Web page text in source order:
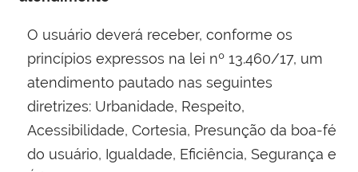
O usuário deverá receber, conforme os
princípios expressos na lei nº 13.460/17, um
atendimento pautado nas seguintes
diretrizes: Urbanidade, Respeito,
Acessibilidade, Cortesia, Presunção da boa-fé
do usuário, Igualdade, Eficiência, Segurança e